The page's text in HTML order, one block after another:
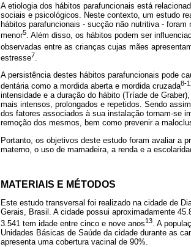
A etiologia dos hábitos parafuncionais está
sociais e psicológicos. Neste contexto, um estudo
hábitos parafuncionais - sucção não nutritiva -
menor5. Além disso, os hábitos podem ser
observadas entre as crianças cujas mães
estresse7
A persistência destes hábitos parafuncionais pode
dentária como a mordida aberta e mordida cruzada8-
intensidade e a duração do hábito (Tríade de
mais intensos, prolongados e repetidos. Sendo
dos fatores associados à sua instalação tornam-se
remoção dos mesmos, bem como prevenir a
Portanto, os objetivos deste estudo foram avaliar a
materno, o uso de mamadeira, a renda e a
MATERIAIS E MÉTODOS
Este estudo transversal foi realizado na cidade de
Gerais, Brasil. A cidade possui aproximadamente
3.541 tem idade entre cinco e nove anos13 . A
Unidades Básicas de Saúde da cidade durante as
apresenta uma cobertura vacinal de 90%.